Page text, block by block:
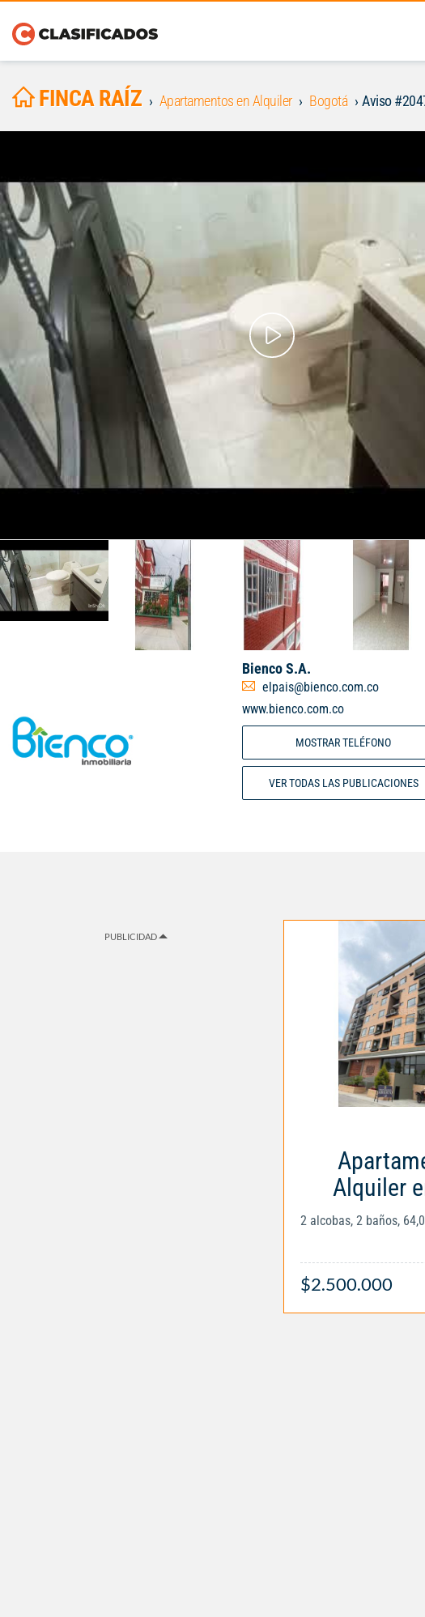
FINCA RAÍZ Apartamentos en Alquiler Bogotá Aviso
Bienco S.A.
elpais@bienco.com.co
www.bienco.com.co
MOSTRAR TELÉFONO
VER TODAS LAS PUBLICACIONES
PUBLICIDAD
Alquiler
2 alcobas, 2 baños,
$2.500.000